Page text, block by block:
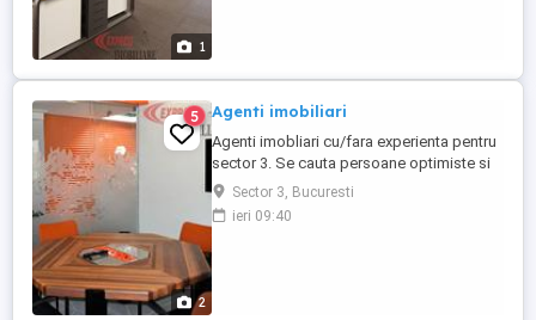
1
2
5 Agenti imobiliari
Agenti imobliari cu/fara experienta pentru
sector 3. Se cauta persoane optimiste si
dinamice, care sa aiba o fire comunicativa,
spirit de echipa, studii medii sau
superioare, abilitati de vanzare, spirit de
Sector 3, Bucuresti
ieri 09:40